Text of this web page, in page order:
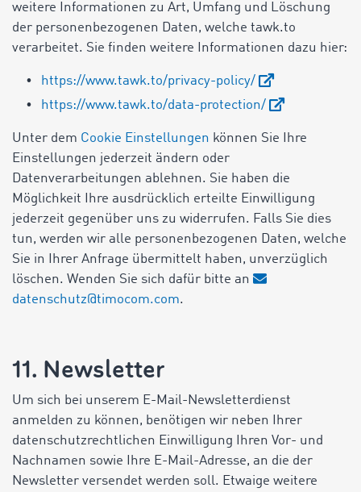
weitere Informationen zu Art, Umfang und Löschung
der personenbezogenen Daten, welche tawk.to
verarbeitet. Sie finden weitere Informationen dazu hier:
https://www.tawk.to/privacy-policy/
https://www.tawk.to/data-protection/
Unter dem Cookie Einstellungen können Sie Ihre
Einstellungen jederzeit ändern oder
Datenverarbeitungen ablehnen. Sie haben die
Möglichkeit Ihre ausdrücklich erteilte Einwilligung
jederzeit gegenüber uns zu widerrufen. Falls Sie dies
tun, werden wir alle personenbezogenen Daten, welche
Sie in Ihrer Anfrage übermittelt haben, unverzüglich
löschen. Wenden Sie sich dafür bitte an
datenschutz@timocom.com.
11. Newsletter
Um sich bei unserem E-Mail-Newsletterdienst
anmelden zu können, benötigen wir neben Ihrer
datenschutzrechtlichen Einwilligung Ihren Vor- und
Nachnamen sowie Ihre E-Mail-Adresse, an die der
Newsletter versendet werden soll. Etwaige weitere